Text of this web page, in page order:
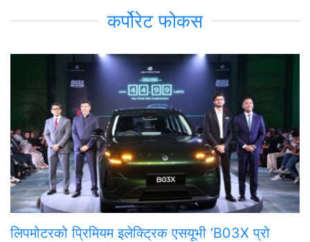
कर्पोरेट फोकस
लिपमोटरको प्रिमियम इलेक्ट्रिक एसयूभी ‘B03X प्रो